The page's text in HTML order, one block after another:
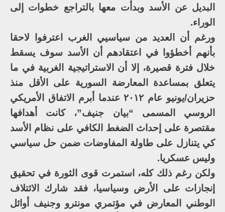
البديل عن الأسد وبدأت معها بالتراجع خطوات إلى
الوراء.
ورغم أن العديد من سياسيي الغرب اعترفوا لاحقا
بأنهم أخطؤوا في اعتقادهم أن الأسد سوف يسقط
خلال فترة قصيرة، إلا أن الاستراتيجية الغربية في ما
يتعلق بمساعدة المعارضة السورية على الأقل منذ
حزيران/يونيو عام ٢٠١٢ عندما أبرم الاتفاق الأمريكي
الروسي المسمى “بيان جنيف”، كانت أهدافها
مقتصرة على إحداث الضغط الكافي على نظام الأسد
كي يتنازل على طاولة المفاوضات ضمن حل سياسي
وليس عسكريا.
ولكن رغم ذلك كله، استمرت قوى الثورة في تحقيق
إنجازات على الأرض وسياسيا، فقد شارك الائتلاف
الوطني المعارض في مؤتمري مونترو وجنيف أوائل